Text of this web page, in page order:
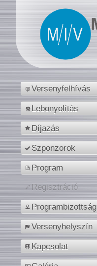
Versenyfelhívás
Lebonyolítás
Díjazás
Szponzorok
Program
Regisztráció
Programbizottság
Versenyhelyszín
Kapcsolat